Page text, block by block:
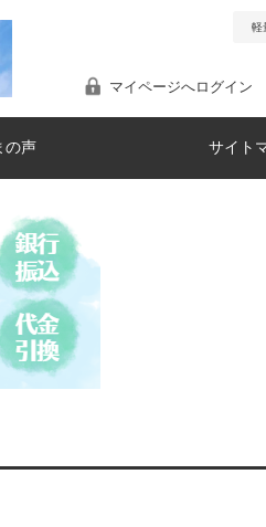
軽
マイページへログイン
の声 サイト